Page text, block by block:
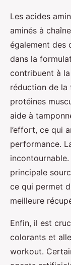
Les acides
aminés à
également des
dans la
contribuent à
réduction de la
protéines
aide à
l’effort, ce qui
performance.
incontournable.
principale
ce qui permet
meilleure
Enfin, il est
colorants et
workout.